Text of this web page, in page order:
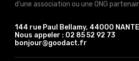
d'une association ou une ONG
144 rue Paul Bellamy, 44000
Nous appeler : 02 85 52 92 73
bonjour@goodact.fr